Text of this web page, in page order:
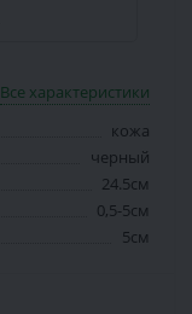
Все характеристики
кожа
черный
24.5см
0,5-5см
5см